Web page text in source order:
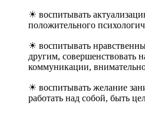
☀ воспитывать
положительного
☀ воспитывать
другим, совершенствовать
коммуникации,
☀ воспитывать желание
работать над собой, быть